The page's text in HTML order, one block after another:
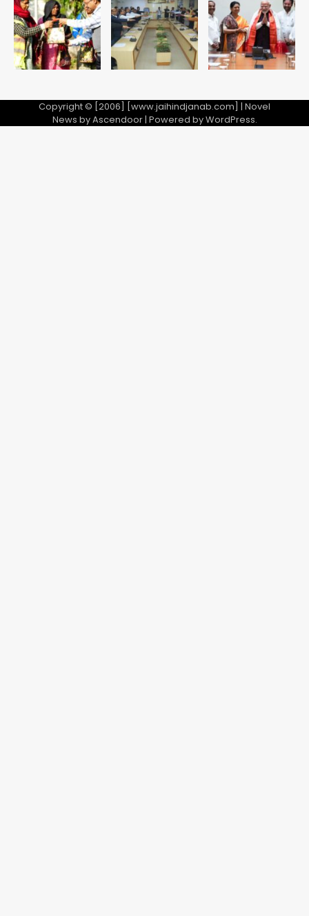
भेजा नोटिस
Copyright © [2006] [www.jaihindjanab.com] | Novel
News byAscendoor| Powered byWordPress.